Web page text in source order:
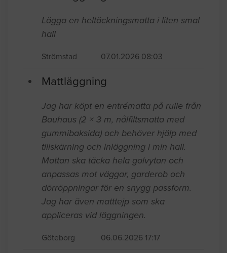
Lägga en heltäckningsmatta i liten smal
hall
Strömstad 07.01.2026 08:03
Mattläggning
Jag har köpt en entrématta på rulle från
Bauhaus (2 × 3 m, nålfiltsmatta med
gummibaksida) och behöver hjälp med
tillskärning och inläggning i min hall.
Mattan ska täcka hela golvytan och
anpassas mot väggar, garderob och
dörröppningar för en snygg passform.
Jag har även matttejp som ska
appliceras vid läggningen.
Göteborg 06.06.2026 17:17